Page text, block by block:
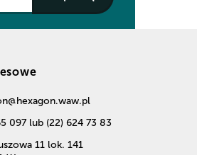
097 lub (22) 624 73 83
11 lok. 141